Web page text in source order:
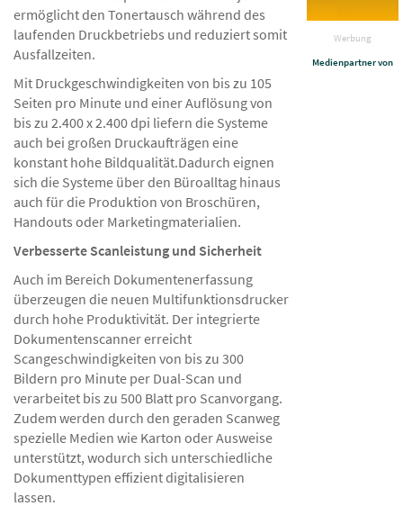
Werbung
Medienpartner von
ermöglicht den Tonertausch während des
laufenden Druckbetriebs und reduziert somit
Ausfallzeiten.
Mit Druckgeschwindigkeiten von bis zu 105
Seiten pro Minute und einer Auflösung von
bis zu 2.400 x 2.400 dpi liefern die Systeme
auch bei großen Druckaufträgen eine
konstant hohe Bildqualität.Dadurch eignen
sich die Systeme über den Büroalltag hinaus
auch für die Produktion von Broschüren,
Handouts oder Marketingmaterialien.
Verbesserte Scanleistung und Sicherheit
Auch im Bereich Dokumentenerfassung
überzeugen die neuen Multifunktionsdrucker
durch hohe Produktivität. Der integrierte
Dokumentenscanner erreicht
Scangeschwindigkeiten von bis zu 300
Bildern pro Minute per Dual-Scan und
verarbeitet bis zu 500 Blatt pro Scanvorgang.
Zudem werden durch den geraden Scanweg
spezielle Medien wie Karton oder Ausweise
unterstützt, wodurch sich unterschiedliche
Dokumenttypen effizient digitalisieren
lassen.